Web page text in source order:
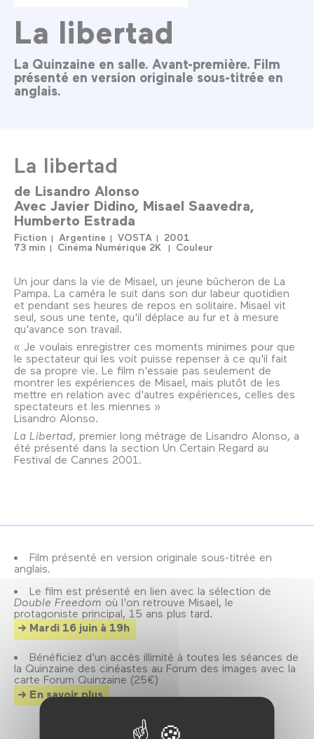
La libertad
La Quinzaine en salle. Avant-première. Film
présenté en version originale sous-titrée en
anglais.
La libertad
de Lisandro Alonso
Avec Javier Didino Misael Saavedra
Humberto Estrada
Fiction Argentine VOSTA
2001
73 min
Cinéma Numérique 2K Couleur
Un jour dans la vie de Misael, un jeune bûcheron de La
Pampa. La caméra le suit dans son dur labeur quotidien
et pendant ses heures de repos en solitaire. Misael vit
seul, sous une tente, qu'il déplace au fur et à mesure
qu'avance son travail.
« Je voulais enregistrer ces moments minimes pour que
le spectateur qui les voit puisse repenser à ce qu'il fait
de sa propre vie. Le film n'essaie pas seulement de
montrer les expériences de Misael, mais plutôt de les
mettre en relation avec d'autres expériences, celles des
spectateurs et les miennes »
Lisandro Alonso.
La Libertad , premier long métrage de Lisandro Alonso, a
été présenté dans la section Un Certain Regard au
Festival de Cannes 2001.
Film présenté en version originale sous-titrée en
anglais.
Le film est présenté en lien avec la sélection de
Double Freedom où l'on retrouve Misael, le
protagoniste principal, 15 ans plus tard.
Mardi 16 juin à 19h
Bénéficiez d'un accès illimité à toutes les séances de
la Quinzaine des cinéastes au Forum des images avec la
carte Forum Quinzaine (25€)
En savoir plus